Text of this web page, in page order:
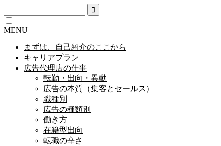
MENU
まずは、自己紹介のここから
キャリアプラン
広告代理店の仕事
転勤・出向・異動
広告の本質（集客とセールス）
職種別
広告の種類別
働き方
在籍型出向
転職の辛さ